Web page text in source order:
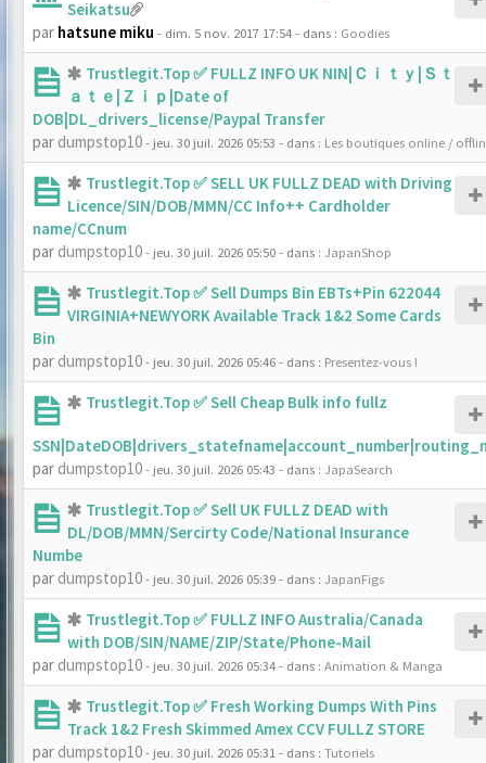
Seikatsu
par hatsune miku - dim. 5 nov. 2017 17:54- dans : Goodies
Trustlegit.Top ✅ FULLZ INFO UK NIN|Ｃｉｔｙ|Ｓｔ
ａｔｅ|Ｚｉｐ|Date of
DOB|DL_drivers_license/Paypal Transfer
par dumpstop10- jeu. 30 juil. 2026 05:53 - dans : Les boutiques online /
Trustlegit.Top ✅ SELL UK FULLZ DEAD with Driving
Licence/SIN/DOB/MMN/CC Info++ Cardholder
name/CCnum
par dumpstop10- jeu. 30 juil. 2026 05:50- dans : JapanShop
Trustlegit.Top ✅ Sell Dumps Bin EBTs+Pin 622044
VIRGINIA+NEWYORK Available Track 1&2 Some Cards
Bin
par dumpstop10- jeu. 30 juil. 2026 05:46- dans : Presentez-vous !
Trustlegit.Top ✅ Sell Cheap Bulk info fullz
par dumpstop10- jeu. 30 juil. 2026 05:43 - dans : JapaSearch
Trustlegit.Top ✅ Sell UK FULLZ DEAD with
DL/DOB/MMN/Sercirty Code/National Insurance
Numbe
par dumpstop10- jeu. 30 juil. 2026 05:39- dans : JapanFigs
Trustlegit.Top ✅ FULLZ INFO Australia/Canada
with DOB/SIN/NAME/ZIP/State/Phone-Mail
par dumpstop10- jeu. 30 juil. 2026 05:34- dans : Animation & Manga
Trustlegit.Top ✅ Fresh Working Dumps With Pins
Track 1&2 Fresh Skimmed Amex CCV FULLZ STORE
par dumpstop10- jeu. 30 juil. 2026 05:31 - dans : Tutoriels